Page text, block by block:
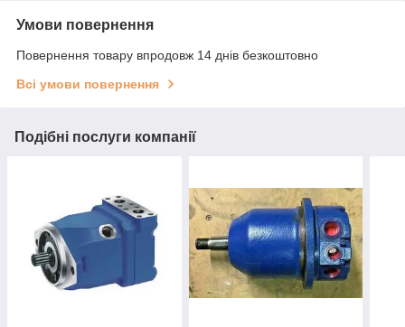
Умови повернення
Повернення товару впродовж 14 днів безкоштовно
Всі умови повернення
Подібні послуги компанії